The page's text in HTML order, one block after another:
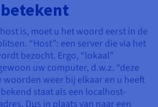
modellen
is, moet u het woord eerst in de
“Host”: een server die via het
bezocht. Ergo, “lokaal”
uw computer, d.w.z. “deze
woorden weer bij elkaar en u heeft
staat als een localhost-
Dus in plaats van naar een